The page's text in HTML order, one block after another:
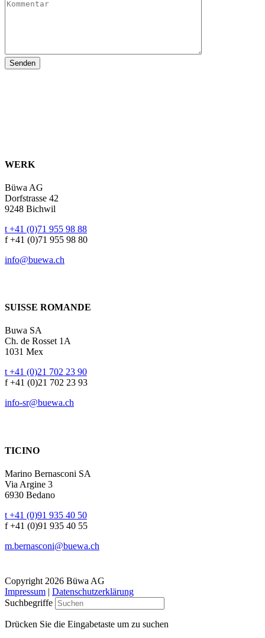
Senden
WERK
Büwa AG
Dorfstrasse 42
9248 Bichwil
t +41 (0)71 955 98 88
f +41 (0)71 955 98 80
info@buewa.ch
SUISSE ROMANDE
Buwa SA
Ch. de Rosset 1A
1031 Mex
t +41 (0)21 702 23 90
f +41 (0)21 702 23 93
info-sr@buewa.ch
TICINO
Marino Bernasconi SA
Via Argine 3
6930 Bedano
t +41 (0)91 935 40 50
f +41 (0)91 935 40 55
m.bernasconi@buewa.ch
Copyright 2026 Büwa AG
Impressum | Datenschutzerklärung
Suchbegriffe
Drücken Sie die Eingabetaste um zu suchen